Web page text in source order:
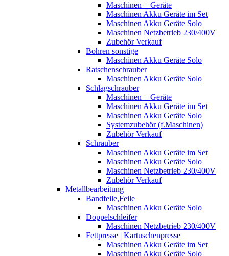
Maschinen + Geräte
Maschinen Akku Geräte im Set
Maschinen Akku Geräte Solo
Maschinen Netzbetrieb 230/400V
Zubehör Verkauf
Bohren sonstige
Maschinen Akku Geräte Solo
Ratschenschrauber
Maschinen Akku Geräte Solo
Schlagschrauber
Maschinen + Geräte
Maschinen Akku Geräte im Set
Maschinen Akku Geräte Solo
Systemzubehör (f.Maschinen)
Zubehör Verkauf
Schrauber
Maschinen Akku Geräte im Set
Maschinen Akku Geräte Solo
Maschinen Netzbetrieb 230/400V
Zubehör Verkauf
Metallbearbeitung
Bandfeile,Feile
Maschinen Akku Geräte Solo
Doppelschleifer
Maschinen Netzbetrieb 230/400V
Fettpresse | Kartuschenpresse
Maschinen Akku Geräte im Set
Maschinen Akku Geräte Solo